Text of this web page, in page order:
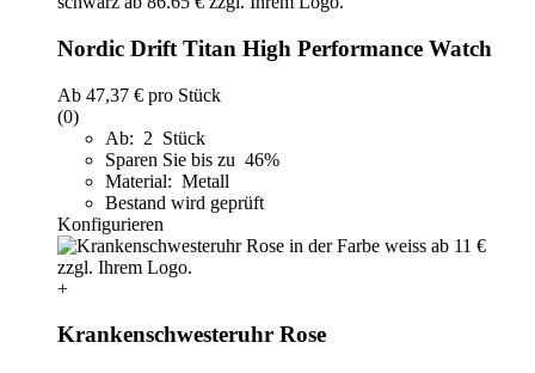
Nordic Drift Titan High Performance Watch
Ab 47,37 € pro Stück
(0)
Ab: 2 Stück
Sparen Sie bis zu 46%
Material: Metall
Bestand wird geprüft
Konfigurieren
+
Krankenschwesteruhr Rose